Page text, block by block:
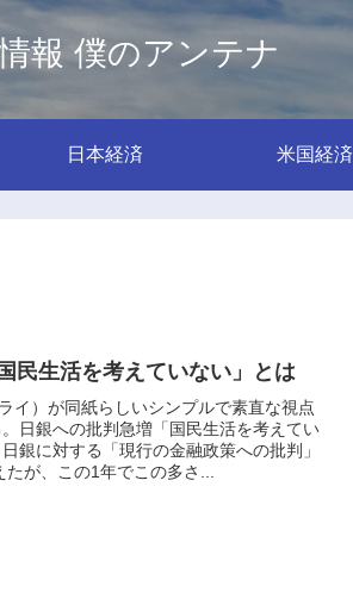
報 僕のアンテナ
日本経済 米国経済
民生活を考えていない」とは
イ）が同紙らしいシンプルで素直な視点
日銀への批判急増「国民生活を考えてい
銀に対する「現行の金融政策への批判」
が、この1年でこの多さ...